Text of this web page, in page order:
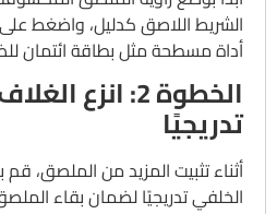
الشريط اللاصق كدليل، واضغط على
أداة مسطحة مثل بطاقة ائتمان
الخطوة 2: انزع
تدريجيًا
أثناء تثبيت المزيد من الملصق، قم
الخلفي تدريجيًا لضمان بقاء